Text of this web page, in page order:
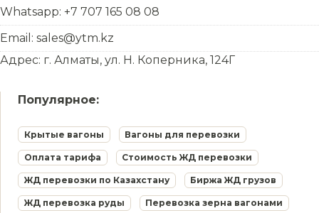
Whatsapp: +7 707 165 08 08
Email: sales@ytm.kz
Адрес: г. Алматы, ул. Н. Коперника, 124Г
Популярное:
Крытые вагоны Вагоны для перевозки
Оплата тарифа Стоимость ЖД перевозки
ЖД перевозки по Казахстану Биржа ЖД грузов
ЖД перевозка руды Перевозка зерна вагонами